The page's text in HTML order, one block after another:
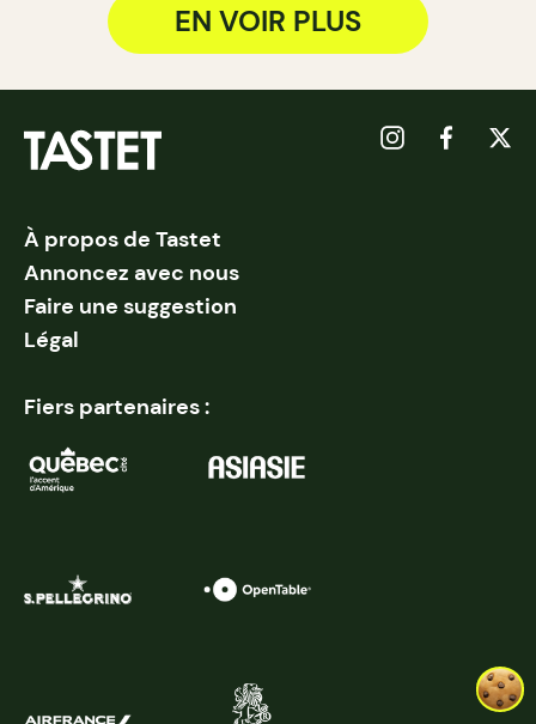
EN VOIR PLUS
À propos de Tastet
Annoncez avec nous
Faire une suggestion
Légal
Fiers partenaires :